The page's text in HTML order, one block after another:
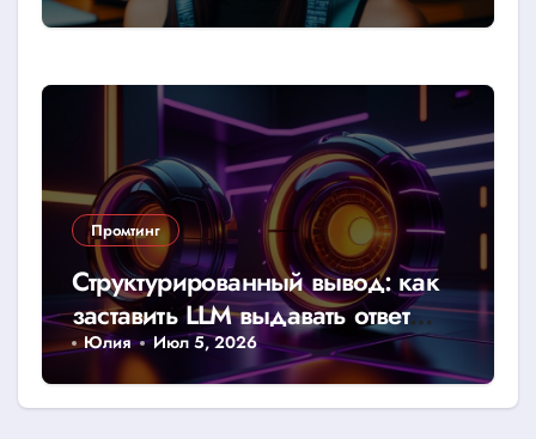
Промтинг
Структурированный вывод: как
заставить LLM выдавать ответ
строго в JSON или CSV
Юлия Июл 5, 2026